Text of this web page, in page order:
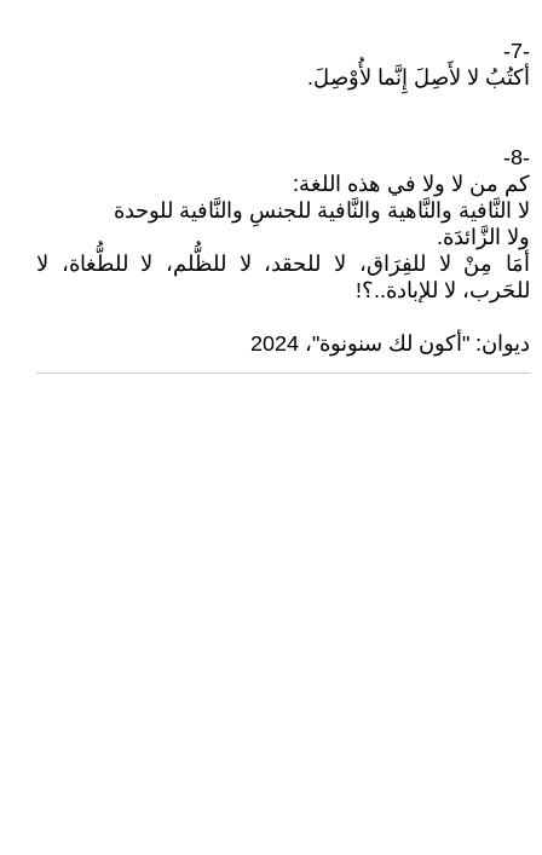
-7-
أكتُبُ لا لأَصِلَ إِنَّما لأُوْصِلَ.
-8-
كم من لا ولا في هذه اللغة:
لا النَّافية والنَّاهية والنَّافية للجنسِ والنَّافية للوحدة
ولا الزَّائدَة.
أمَا مِنْ لا للفِرَاق، لا للحقد، لا للظُّلم، لا للطُّغاة، لا
للحَرب، لا للإبادة..؟!
ديوان: "أكون لك سنونوة"، 2024